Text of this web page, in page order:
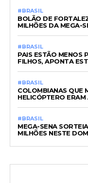
#BRASIL
BOLÃO DE
MILHÕES DA MEGA-
#BRASIL
PAIS ESTÃO MENOS
FILHOS, APONTA
#BRASIL
COLOMBIANAS QUE
HELICÓPTERO
#BRASIL
MEGA-SENA
MILHÕES NESTE